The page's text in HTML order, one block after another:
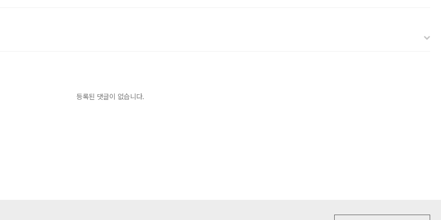
등록된 댓글이 없습니다.